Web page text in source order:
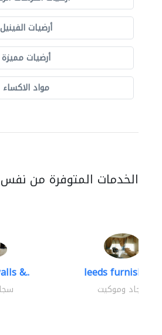
أرضيات الفينيل
أرضيات مميزة
مواد الاكساء
الخدمات المتوفرة من
&.. leeds furnishings
سجاد وموكيت